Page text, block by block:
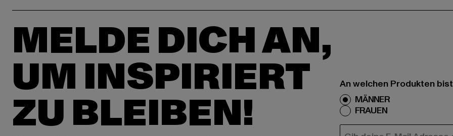
MELDE DICH AN,
UM INSPIRIERT
ZU BLEIBEN!
An welchen Produkten
MÄNNER
FRAUEN